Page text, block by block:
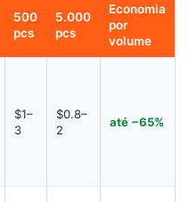
500
pcs
5.000
pcs
Economia
por
volume
$1–
3
$0.8–
2
até −65%